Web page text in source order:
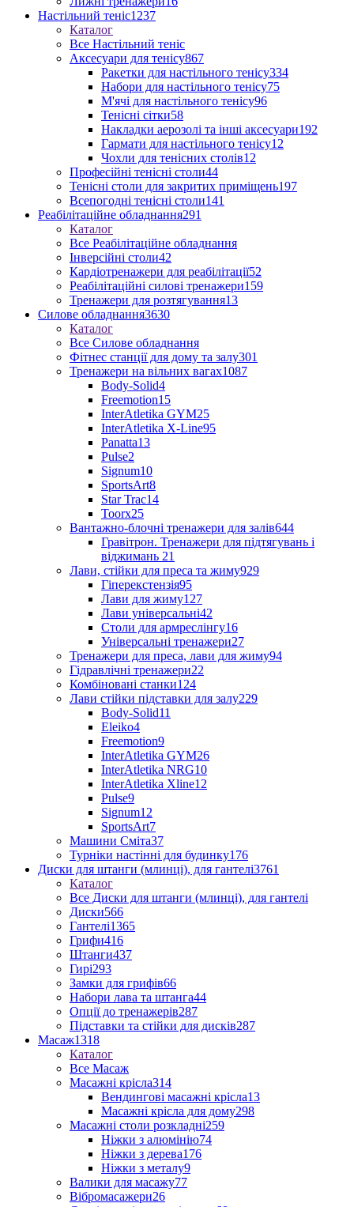
Настільний теніс1237
Каталог
Все Настільний теніс
Аксесуари для тенісу867
Ракетки для настільного тенісу334
Набори для настільного тенісу75
М'ячі для настільного тенісу96
Тенісні сітки58
Накладки аерозолі та інші аксесуари192
Гармати для настільного тенісу12
Чохли для тенісних столів12
Професійні тенісні столи44
Тенісні столи для закритих приміщень197
Всепогодні тенісні столи141
Реабілітаційне обладнання291
Каталог
Все Реабілітаційне обладнання
Інверсійні столи42
Кардіотренажери для реабілітації52
Реабілітаційні силові тренажери159
Тренажери для розтягування13
Силове обладнання3630
Каталог
Все Силове обладнання
Фітнес станції для дому та залу301
Тренажери на вільних вагах1087
Body-Solid4
Freemotion15
InterAtletika GYM25
InterAtletika X-Line95
Panatta13
Pulse2
Signum10
SportsArt8
Star Trac14
Toorx25
Вантажно-блочні тренажери для залів644
Гравітрон. Тренажери для підтягувань і
віджимань 21
Лави, стійки для преса та жиму929
Гіперекстензія95
Лави для жиму127
Лави універсальні42
Столи для армреслінгу16
Універсальні тренажери27
Тренажери для преса, лави для жиму94
Гідравлічні тренажери22
Комбіновані станки124
Лави стійки підставки для залу229
Body-Solid11
Eleiko4
Freemotion9
InterAtletika GYM26
InterAtletika NRG10
InterAtletika Xline12
Pulse9
Signum12
SportsArt7
Машини Сміта37
Турніки настінні для будинку176
Диски для штанги (млинці), для гантелі3761
Каталог
Все Диски для штанги (млинці), для гантелі
Диски566
Гантелі1365
Грифи416
Штанги437
Гирі293
Замки для грифів66
Набори лава та штанга44
Опції до тренажерів287
Підставки та стійки для дисків287
Масаж1318
Каталог
Все Масаж
Масажні крісла314
Вендингові масажні крісла13
Масажні крісла для дому298
Масажні столи розкладні259
Ніжки з алюмінію74
Ніжки з дерева176
Ніжки з металу9
Валики для масажу77
Вібромасажери26